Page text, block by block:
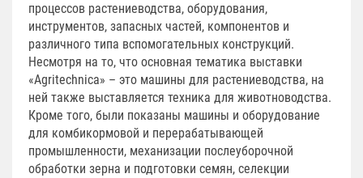
процессов растениеводства, оборудования,
инструментов, запасных частей, компонентов и
различного типа вспомогательных конструкций.
Несмотря на то, что основная тематика выставки
«Agritechnica» – это машины для растениеводства, на
ней также выставляется техника для животноводства.
Кроме того, были показаны машины и оборудование
для комбикормовой и перерабатывающей
промышленности, механизации послеуборочной
обработки зерна и подготовки семян, селекции